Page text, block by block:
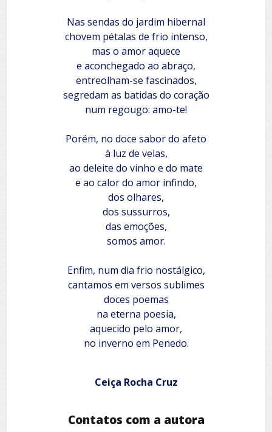
Nas sendas do jardim hibernal
chovem pétalas de frio intenso,
mas o amor aquece
e aconchegado ao abraço,
entreolham-se fascinados,
segredam as batidas do coração
num regougo: amo-te!
Porém, no doce sabor do afeto
à luz de velas,
ao deleite do vinho e do mate
e ao calor do amor infindo,
dos olhares,
dos sussurros,
das emoções,
somos amor.
Enfim, num dia frio nostálgico,
cantamos em versos sublimes
doces poemas
na eterna poesia,
aquecido pelo amor,
no inverno em Penedo.
Ceiça Rocha Cruz
Contatos com a autora